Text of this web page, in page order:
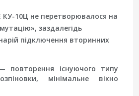
10Ц не перетворювалося на
заздалегідь
підключення вторинних
повторення існуючого типу
мінімальне вікно